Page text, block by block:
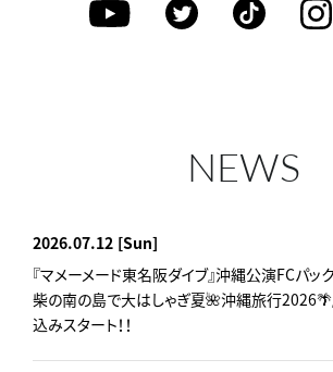
NEWS
2026.07.12 [Sun]
『マメーメード東名阪ダイブ』沖縄公演FCパッ
柴の南の島で大はしゃぎ夏🌺沖縄旅行2026🌴
込みスタート！！